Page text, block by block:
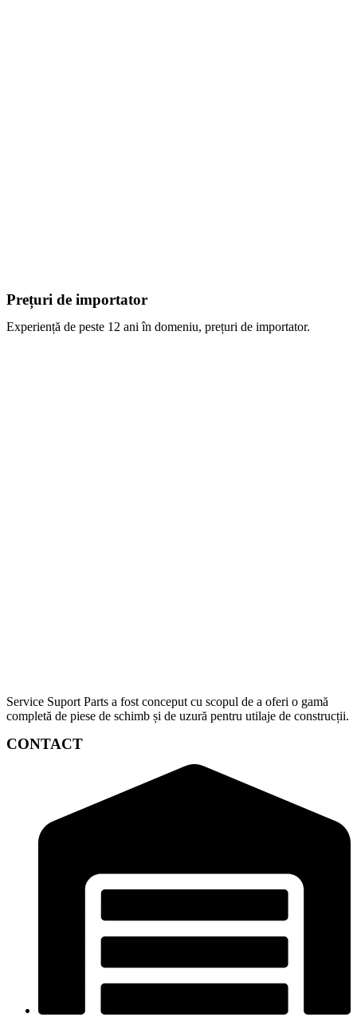
Prețuri de importator
Experiență de peste 12 ani în domeniu, prețuri de importator.
Service Suport Parts a fost conceput cu scopul de a oferi o gamă
completă de piese de schimb și de uzură pentru utilaje de construcții.
CONTACT